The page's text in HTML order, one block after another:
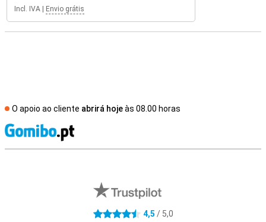
Incl. IVA Envio grátis
O apoio ao cliente abrirá hojeàs 08.00 horas
4.5 estrelas 4,5 / 5,0